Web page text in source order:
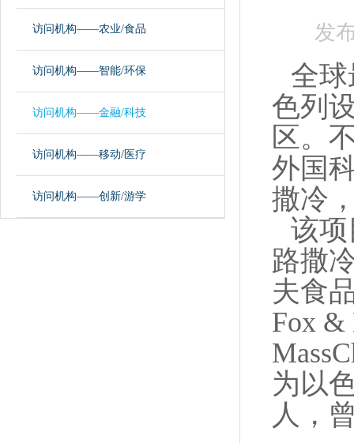
访问机构——农业/食品
访问机构——智能/环保
访问机构——金融/科技
访问机构——移动/医疗
访问机构——创新/游学
发
全球
色列
区。
外国
撒冷
该
路撒
夫食
Fox &
为以
人，